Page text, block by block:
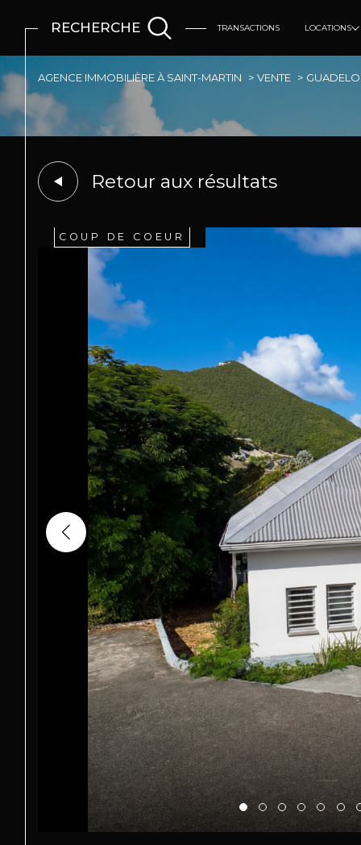
TRANSACTIONS LOCATIONS
Logements
RECHERCHE
AGENCE IMMOBILIÈRE À SAINT-MARTIN VENTE
Retour aux résultats
COUP DE COEUR